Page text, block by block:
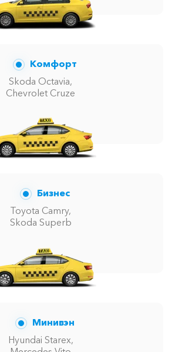
Комфорт
Skoda Octavia,
Chevrolet Cruze
Бизнес
Toyota Camry,
Skoda Superb
Минивэн
Hyundai Starex,